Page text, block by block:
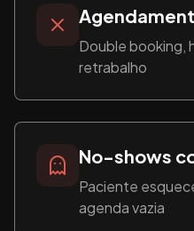
Double booking,
retrabalho
No-shows
Paciente
agenda vazia